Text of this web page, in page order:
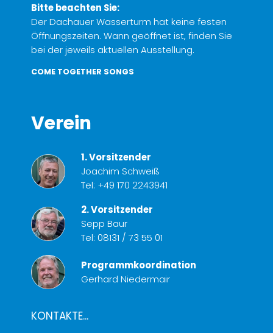
Bitte beachten Sie:
Der Dachauer Wasserturm hat keine festen
Öffnungszeiten. Wann geöffnet ist, finden Sie
bei der jeweils aktuellen Ausstellung.
COME TOGETHER SONGS
Verein
1. Vorsitzender
Joachim Schweiß
Tel: +49 170 2243941
2. Vorsitzender
Sepp Baur
Tel: 08131 / 73 55 01
Programmkoordination
Gerhard Niedermair
KONTAKTE...